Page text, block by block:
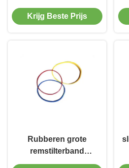
mm buitendiameter
Krijg Beste Prijs
Rubberen grote
remstilterband
corrosiebestendig